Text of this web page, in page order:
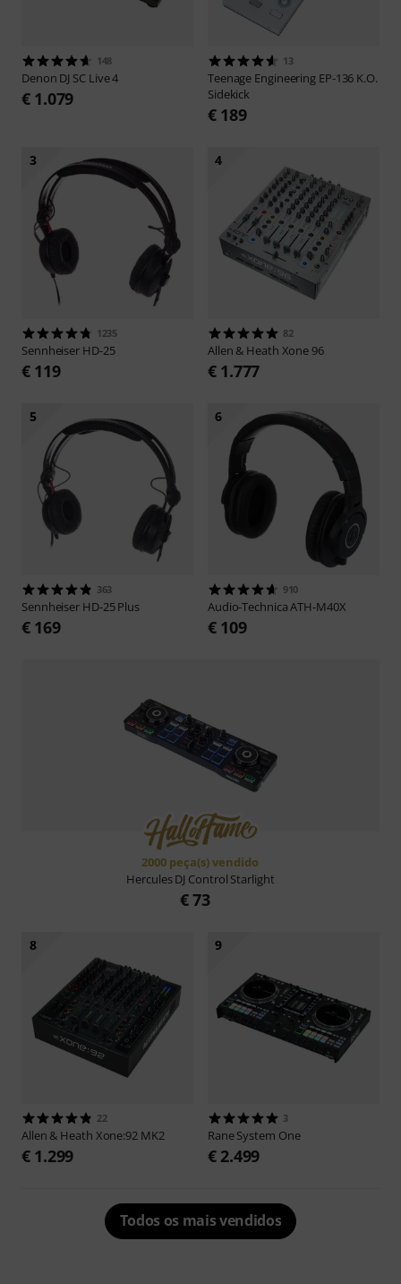
148
Denon DJ SC Live 4
€ 1.079
13
Teenage Engineering EP-136 K.O.
Sidekick
€ 189
3
1235
Sennheiser HD-25
€ 119
4
82
Allen & Heath Xone 96
€ 1.777
5
363
Sennheiser HD-25 Plus
€ 169
6
910
Audio-TechnicaATH-M40X
€ 109
2000 peça(s) vendido
HerculesDJ Control Starlight
€ 73
8
22
Allen & Heath Xone:92 MK2
€ 1.299
9
3
RaneSystem One
€ 2.499
Todos os mais vendidos